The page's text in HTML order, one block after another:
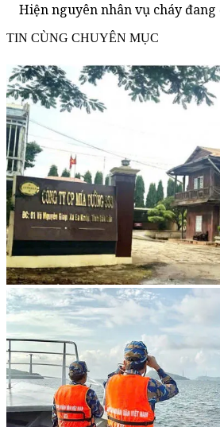
Hiện nguyên nhân vụ cháy
TIN CÙNG CHUYÊN MỤC